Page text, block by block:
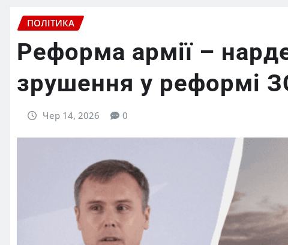
ПОЛІТИКА
Реформа армії –
зрушення у реформі
Чер 14, 2026 0